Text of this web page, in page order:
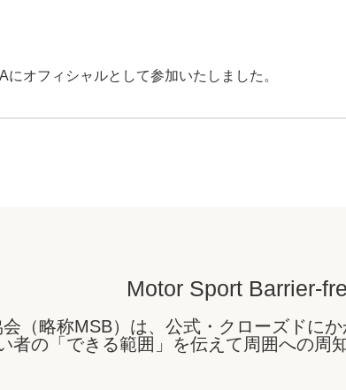
オフィシャルとして参加いたしました。
Motor Sport Barrier-
（略称MSB）は、公式・クローズドに
者の「できる範囲」を伝えて周囲への周